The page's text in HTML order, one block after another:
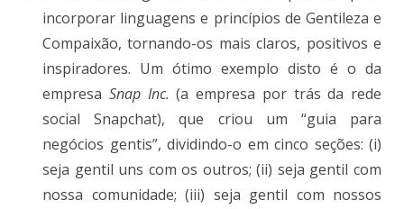
incorporar linguagens e princípios de Gentileza e
Compaixão, tornando-os mais claros, positivos e
inspiradores. Um ótimo exemplo disto é o da
empresa Snap Inc. (a empresa por trás da rede
social Snapchat), que criou um “guia para
negócios gentis”, dividindo-o em cinco seções: (i)
seja gentil uns com os outros; (ii) seja gentil com
nossa comunidade; (iii) seja gentil com nossos